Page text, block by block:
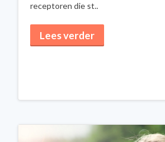
receptoren die st..
Lees verder